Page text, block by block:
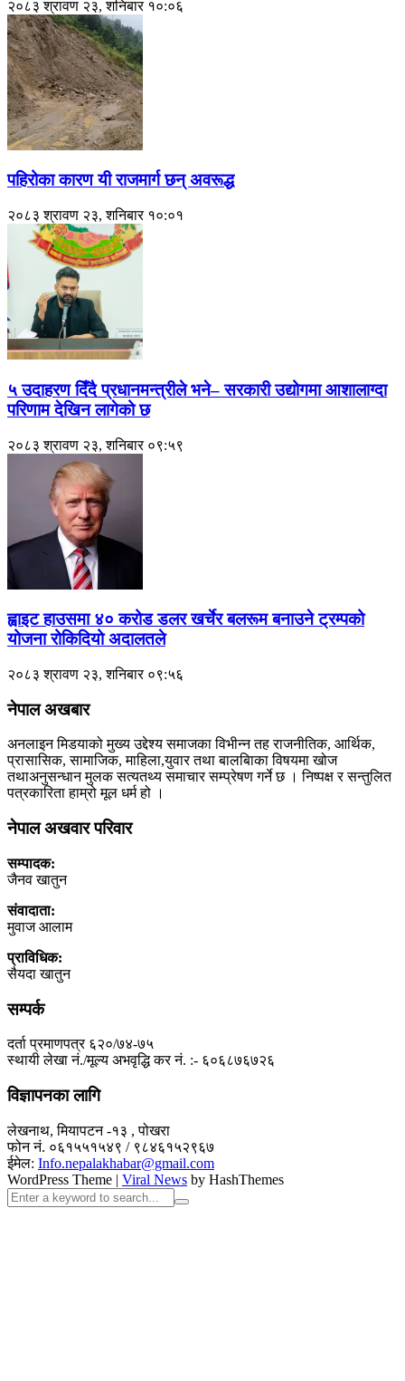
२०८३ श्रावण २३, शनिबार १०:०६
पहिरोका कारण यी राजमार्ग छन् अवरूद्ध
२०८३ श्रावण २३, शनिबार १०:०१
५ उदाहरण दिँदै प्रधानमन्त्रीले भने– सरकारी उद्योगमा आशालाग्दा
परिणाम देखिन लागेको छ
२०८३ श्रावण २३, शनिबार ०९:५९
ह्वाइट हाउसमा ४० करोड डलर खर्चेर बलरूम बनाउने ट्रम्पको
योजना रोकिदियो अदालतले
२०८३ श्रावण २३, शनिबार ०९:५६
नेपाल अखबार
अनलाइन मिडयाको मुख्य उद्देश्य समाजका विभीन्न तह राजनीतिक, आर्थिक,
प्रासासिक, सामाजिक, माहिला,युवार तथा बालबािका विषयमा खोज
तथाअनुसन्धान मुलक सत्यतथ्य समाचार सम्प्रेषण गर्ने छ । निष्पक्ष र सन्तुलित
पत्रकारिता हाम्रो मूल धर्म हो ।
नेपाल अखवार परिवार
सम्पादक:
जैनव खातुन
संवादाता:
मुवाज आलाम
प्राविधिक:
सैयदा खातुन
सम्पर्क
दर्ता प्रमाणपत्र ६२०/७४-७५
स्थायी लेखा नं./मूल्य अभवृद्धि कर नं. :- ६०६८७६७२६
विज्ञापनका लागि
लेखनाथ, मियापटन -१३ , पोखरा
फोन नं. ०६१५५१५४९ / ९८४६१५२९६७
ईमेल: Info.nepalakhabar@gmail.com
WordPress Theme | Viral News by HashThemes